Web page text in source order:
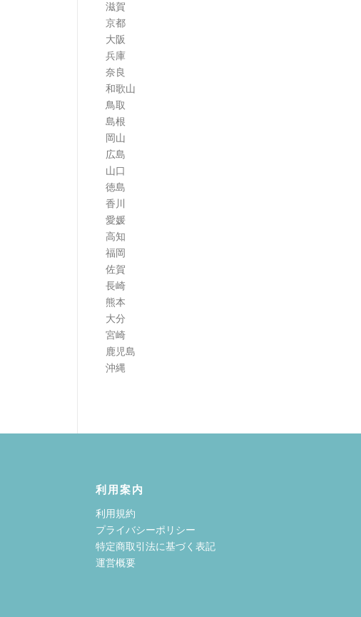
滋賀
京都
大阪
兵庫
奈良
和歌山
鳥取
島根
岡山
広島
山口
徳島
香川
愛媛
高知
福岡
佐賀
長崎
熊本
大分
宮崎
鹿児島
沖縄
利用案内
利用規約
プライバシーポリシー
特定商取引法に基づく表記
運営概要